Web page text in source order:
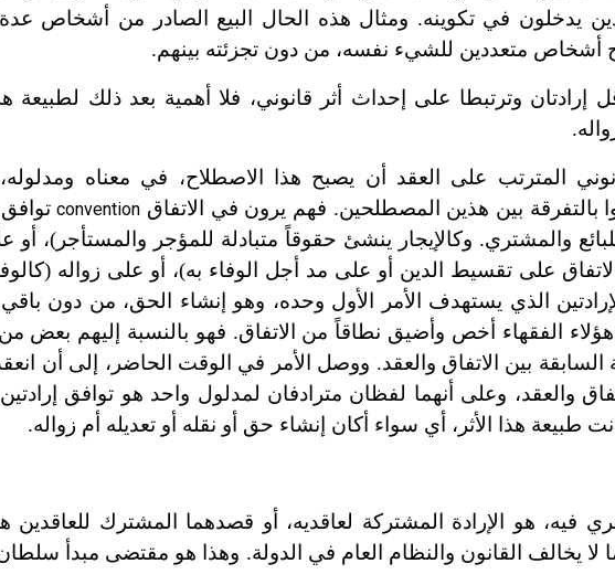
يدخلون في تكوينه. ومثال هذه الحال البيع الصادر من أشخاص
أشخاص متعددين للشيء نفسه، من دون تجزئته بينهم.
إرادتان وترتبطا على إحداث أثر قانوني، فلا أهمية بعد ذلك لطبيعة
المترتب على العقد أن يصبح هذا الاصطلاح، في معناه ومدلوله،
بالتفرقة بين هذين المصطلحين. فهم يرون في الاتفاق conventionتوافق
والمشتري. وكالإيجار ينشئ حقوقاً متبادلة للمؤجر والمستأجر)، أو
على تقسيط الدين أو على مد أجل الوفاء به)، أو على زواله
الذي يستهدف الأمر الأول وحده، وهو إنشاء الحق، من دون باقي
الفقهاء أخص وأضيق نطاقاً من الاتفاق. فهو بالنسبة إليهم بعض
السابقة بين الاتفاق والعقد. ووصل الأمر في الوقت الحاضر، إلى أن
والعقد، وعلى أنهما لفظان مترادفان لمدلول واحد هو توافق إرادتين
طبيعة هذا الأثر، أي سواء أكان إنشاء حق أو نقله أو تعديله أم زواله.
فيه، هو الإرادة المشتركة لعاقديه، أو قصدهما المشترك للعاقدين
لا يخالف القانون والنظام العام في الدولة. وهذا هو مقتضى مبدأ سلطان